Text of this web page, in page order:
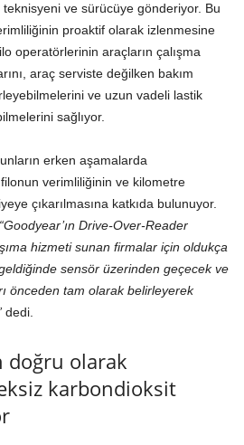
ve sürücüye gönderiyor. Bu
proaktif olarak izlenmesine
operatörlerinin araçların çalışma
araç serviste değilken bakım
ve uzun vadeli lastik
sağlıyor.
erken aşamalarda
verimliliğinin ve kilometre
çıkarılmasına katkıda bulunuyor.
“Goodyear’ın Drive-Over-Reader
hizmeti sunan firmalar için oldukça
sensör üzerinden geçecek ve
önceden tam olarak belirleyerek
dedi.
doğru olarak
karbondioksit